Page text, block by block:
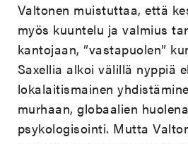
Valtonen muistuttaa, että
myös kuuntelu ja valmius
kantojaan, ”vastapuolen”
Saxellia alkoi välillä nyppiä
lokalaitismainen
murhaan, globaalien
psykologisointi. Mutta